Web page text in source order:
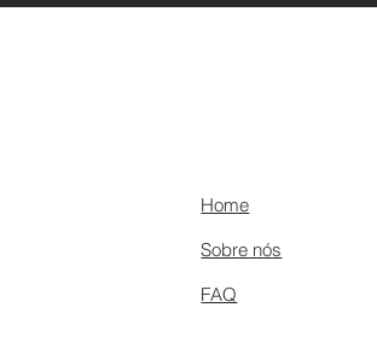
Home
Sobre nós
FAQ